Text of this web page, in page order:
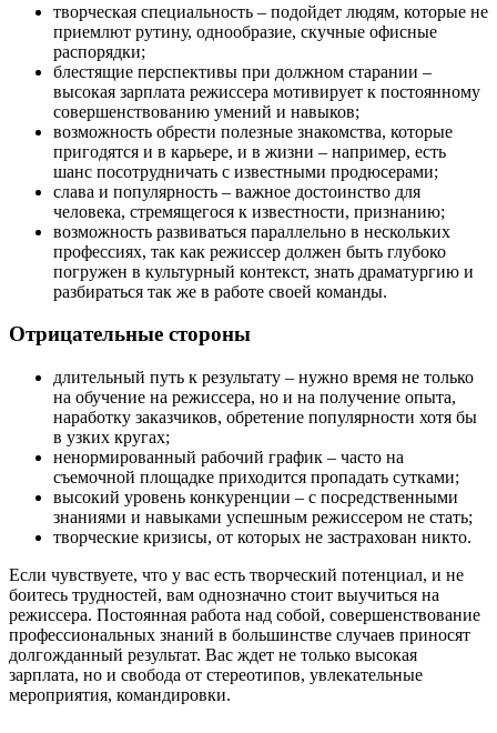
творческая специальность – подойдет людям, которые не
приемлют рутину, однообразие, скучные офисные
распорядки;
блестящие перспективы при должном старании –
высокая зарплата режиссера мотивирует к постоянному
совершенствованию умений и навыков;
возможность обрести полезные знакомства, которые
пригодятся и в карьере, и в жизни – например, есть
шанс посотрудничать с известными продюсерами;
слава и популярность – важное достоинство для
человека, стремящегося к известности, признанию;
возможность развиваться параллельно в нескольких
профессиях, так как режиссер должен быть глубоко
погружен в культурный контекст, знать драматургию и
разбираться так же в работе своей команды.
Отрицательные стороны
длительный путь к результату – нужно время не только
на обучение на режиссера, но и на получение опыта,
наработку заказчиков, обретение популярности хотя бы
в узких кругах;
ненормированный рабочий график – часто на
съемочной площадке приходится пропадать сутками;
высокий уровень конкуренции – с посредственными
знаниями и навыками успешным режиссером не стать;
творческие кризисы, от которых не застрахован никто.
Если чувствуете, что у вас есть творческий потенциал, и не
боитесь трудностей, вам однозначно стоит выучиться на
режиссера. Постоянная работа над собой, совершенствование
профессиональных знаний в большинстве случаев приносят
долгожданный результат. Вас ждет не только высокая
зарплата, но и свобода от стереотипов, увлекательные
мероприятия, командировки.